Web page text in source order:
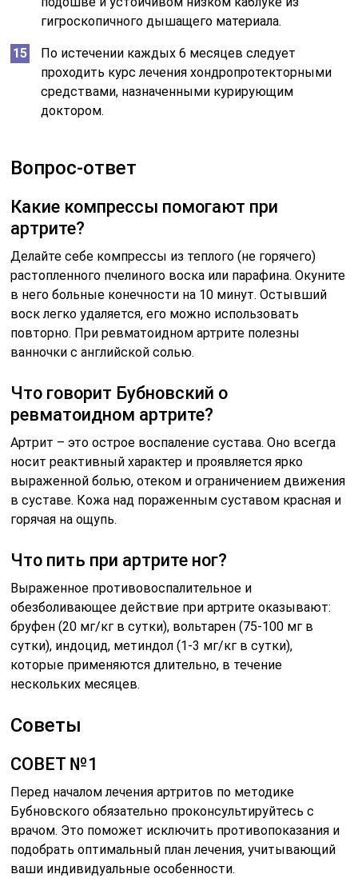
гигроскопичного дышащего материала.
По истечении каждых 6 месяцев следует
проходить курс лечения хондропротекторными
средствами, назначенными курирующим
доктором.
Вопрос-ответ
Какие компрессы помогают при
артрите?
Делайте себе компрессы из теплого (не горячего)
растопленного пчелиного воска или парафина. Окуните
в него больные конечности на 10 минут. Остывший
воск легко удаляется, его можно использовать
повторно. При ревматоидном артрите полезны
ванночки с английской солью.
Что говорит Бубновский о
ревматоидном артрите?
Артрит – это острое воспаление сустава. Оно всегда
носит реактивный характер и проявляется ярко
выраженной болью, отеком и ограничением движения
в суставе. Кожа над пораженным суставом красная и
горячая на ощупь.
Что пить при артрите ног?
Выраженное противовоспалительное и
обезболивающее действие при артрите оказывают:
бруфен (20 мг/кг в сутки), вольтарен (75-100 мг в
сутки), индоцид, метиндол (1-3 мг/кг в сутки),
которые применяются длительно, в течение
нескольких месяцев.
Советы
СОВЕТ №1
Перед началом лечения артритов по методике
Бубновского обязательно проконсультируйтесь с
врачом. Это поможет исключить противопоказания и
подобрать оптимальный план лечения, учитывающий
ваши индивидуальные особенности.